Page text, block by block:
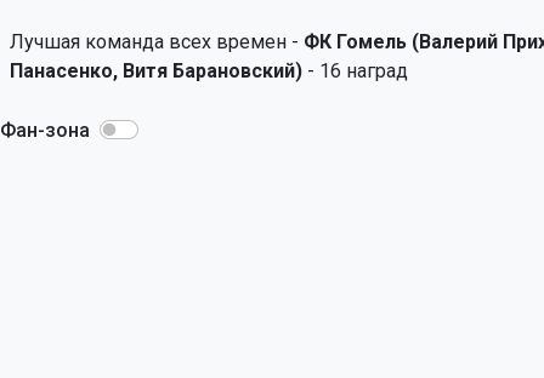
Лучшая команда всех времен - ФК Гомель (Валерий
Панасенко, Витя Барановский) - 16 наград
Фан-зона